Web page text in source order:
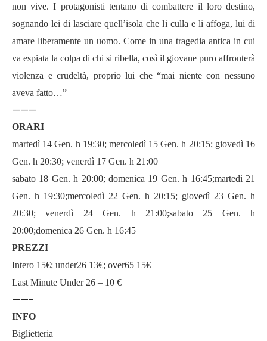
non vive. I protagonisti tentano di combattere il loro destino,
sognando lei di lasciare quell’isola che li culla e li affoga, lui di
amare liberamente un uomo. Come in una tragedia antica in cui
va espiata la colpa di chi si ribella, così il giovane puro affronterà
violenza e crudeltà, proprio lui che “mai niente con nessuno
aveva fatto…”
———
ORARI
martedì 14 Gen. h 19:30; mercoledì 15 Gen. h 20:15; giovedì 16
Gen. h 20:30; venerdì 17 Gen. h 21:00
sabato 18 Gen. h 20:00; domenica 19 Gen. h 16:45;martedì 21
Gen. h 19:30;mercoledì 22 Gen. h 20:15; giovedì 23 Gen. h
20:30; venerdì 24 Gen. h 21:00;sabato 25 Gen. h
20:00;domenica 26 Gen. h 16:45
PREZZI
Intero 15€; under26 13€; over65 15€
Last Minute Under 26 – 10 €
——-
INFO
Biglietteria